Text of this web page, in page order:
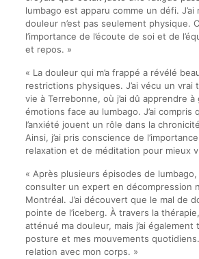
lumbago est apparu comme un défi.
douleur n’est pas seulement physique.
l’importance de l’écoute de soi et de
et repos. »
« La douleur qui m’a frappé a révélé
restrictions physiques. J’ai vécu un vrai
vie à Terrebonne, où j’ai dû apprendre à
émotions face au lumbago. J’ai compris
l’anxiété jouent un rôle dans la
Ainsi, j’ai pris conscience de
relaxation et de méditation pour mieux
« Après plusieurs épisodes de lumbago,
consulter un expert en décompression
Montréal. J’ai découvert que le mal de
pointe de l’iceberg. À travers la
atténué ma douleur, mais j’ai également
posture et mes mouvements
relation avec mon corps. »